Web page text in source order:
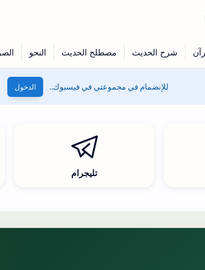
للإنضمام في مجموعتي في فيسبوك.. الدخول
تليجرام